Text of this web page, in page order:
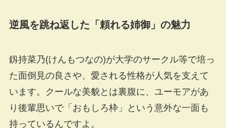
逆風を跳ね返した「頼れる姉御」の魅力
釼持菜乃(けんもつなの)が大学のサークル等で培っ
た面倒見の良さや、愛される性格が人気を支えて
います。クールな美貌とは裏腹に、ユーモアがあ
り後輩思いで「おもしろ枠」という意外な一面も
持っているんですよ。